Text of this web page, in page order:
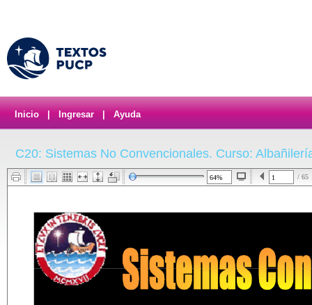
Inicio Ingresar Ayuda
C20: Sistemas No Convencionales. Curso:
/ 65